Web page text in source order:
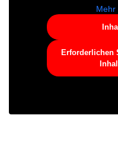
Mehr
Erforderlichen